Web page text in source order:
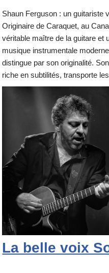
Shaun Ferguson : un guitariste
Originaire de Caraquet, au
véritable maître de la guitare et
musique instrumentale
distingue par son originalité.
riche en subtilités, transporte
La belle voix